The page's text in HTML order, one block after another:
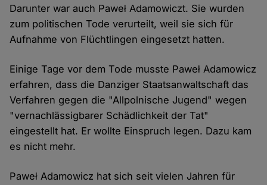
Darunter war auch Paweł Adamowiczt. Sie wurden
zum politischen Tode verurteilt, weil sie sich für
Aufnahme von Flüchtlingen eingesetzt hatten.
Einige Tage vor dem Tode musste Paweł Adamowicz
erfahren, dass die Danziger Staatsanwaltschaft das
Verfahren gegen die "Allpolnische Jugend" wegen
"vernachlässigbarer Schädlichkeit der Tat"
eingestellt hat. Er wollte Einspruch legen. Dazu kam
es nicht mehr.
Paweł Adamowicz hat sich seit vielen Jahren für